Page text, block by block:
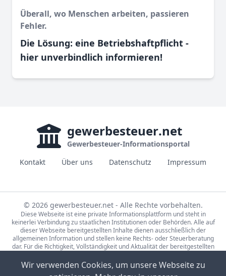
Überall, wo Menschen arbeiten, passieren
Fehler.
Die Lösung: eine Betriebshaftpflicht -
hier unverbindlich informieren!
gewerbesteuer.net
Gewerbesteuer-Informationsportal
Kontakt
Über uns Datenschutz Impressum
© 2026 gewerbesteuer.net - Alle Rechte vorbehalten.
Diese Webseite ist eine private Informationsplattform und steht in
keinerlei Verbindung zu staatlichen Institutionen oder Behörden. Alle auf
dieser Webseite bereitgestellten Inhalte dienen ausschließlich der
allgemeinen Information und stellen keine Rechts- oder Steuerberatung
dar. Für die Richtigkeit, Vollständigkeit und Aktualität der bereitgestellten
steuerlichen Fragen wenden Sie sich bitte an einen qualifizierten
Fachberater.
Wir verwenden Cookies, um unsere Webseite zu